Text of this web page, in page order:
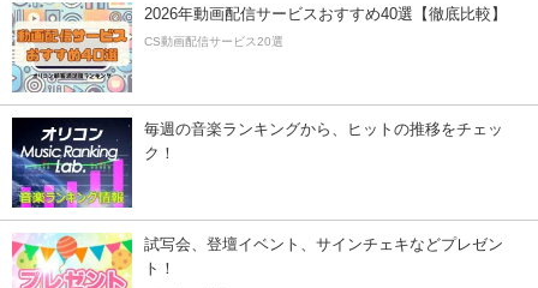
2026年動画配信サービスおすすめ40選【徹底比較】
CS動画配信サービス20選
毎週の音楽ランキングから、ヒットの推移をチェッ
ク！
試写会、登壇イベント、サインチェキなどプレゼン
ト！